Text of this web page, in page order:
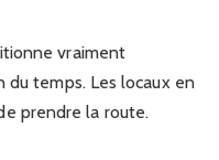
vraiment
du temps. Les locaux en
prendre la route.